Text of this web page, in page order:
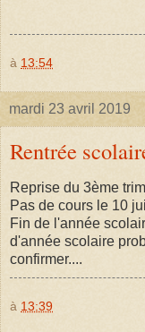
à 13:54
mardi 23 avril 2019
Rentrée
Reprise du 3ème
Pas de cours le 10
Fin de l'année
d'année scolaire
confirmer....
à 13:39